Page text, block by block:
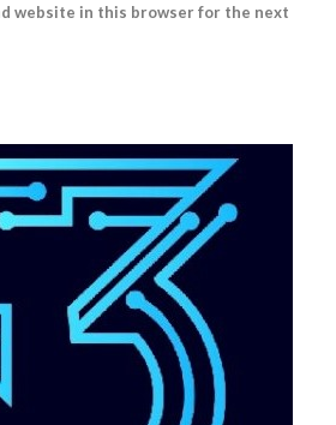
website in this browser for the next